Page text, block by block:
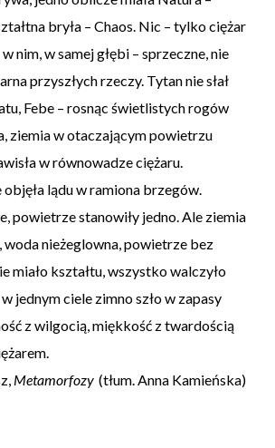
bryła – Chaos. Nic – tylko ciężar
w nim, w samej głębi – sprzeczne, nie
przyszłych rzeczy. Tytan nie słał
Febe – rosnąc świetlistych rogów
ziemia w otaczającym powietrzu
w równowadze ciężaru.
lądu w ramiona brzegów.
powietrze stanowiły jedno. Ale ziemia
woda nieżeglowna, powietrze bez
miało kształtu, wszystko walczyło
jednym ciele zimno szło w zapasy
z wilgocią, miękkość z twardością
Metamorfozy (tłum. Anna Kamieńska)